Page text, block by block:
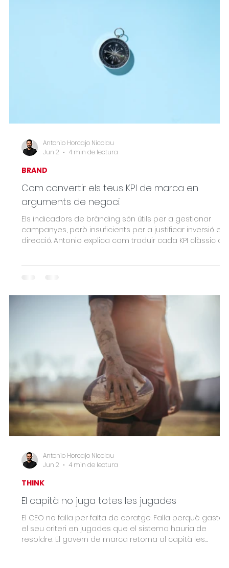
Com convertir els teus KPI de marca en
arguments de negoci.
Els indicadors de brànding són útils per a gestionar
campanyes, però insuficients per a justificar inversió en
direcció. Antonio explica com traduir cada KPI clàssic de
argument estratègic.
BRAND
Antonio Horcajo Nicolau
Jun 2
4 min de lectura
El capità no juga totes les jugades
El CEO no falla per falta de coratge. Falla perquè gasta
el seu criteri en jugades que el sistema hauria de
resoldre. El govern de marca retorna al capità les
THINK
Antonio Horcajo Nicolau
Jun 2
4 min de lectura